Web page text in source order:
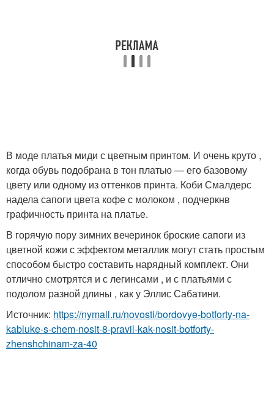
В моде платья миди с цветным принтом. И очень круто ,
когда обувь подобрана в тон платью — его базовому
цвету или одному из оттенков принта. Коби Смалдерс
надела сапоги цвета кофе с молоком , подчеркнв
графичность принта на платье.
В горячую пору зимних вечеринок броские сапоги из
цветной кожи с эффектом металлик могут стать простым
способом быстро составить нарядный комплект. Они
отлично смотрятся и с легинсами , и с платьями с
подолом разной длины , как у Эллис Сабатини.
Источник: https://nymall.ru/novosti/bordovye-botforty-na-
kabluke-s-chem-nosit-8-pravil-kak-nosit-botforty-
zhenshchinam-za-40